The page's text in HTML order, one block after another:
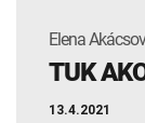
Prajeme vám
Elena
TUK
13.4.2021